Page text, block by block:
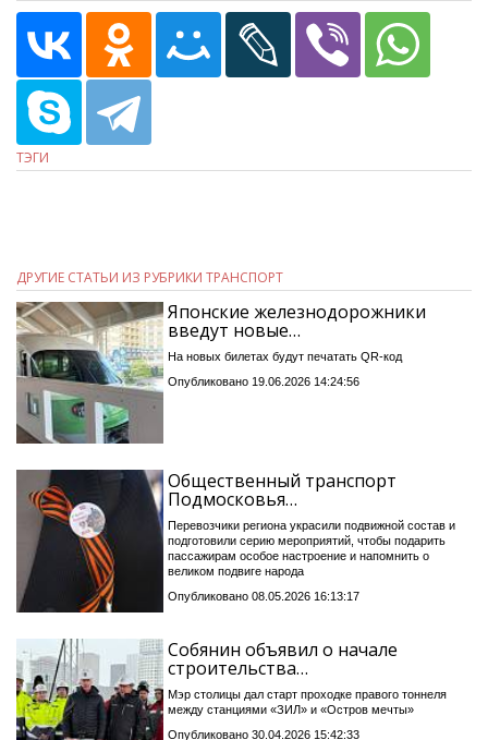
ТЭГИ
ДРУГИЕ СТАТЬИ ИЗ РУБРИКИ ТРАНСПОРТ
Японские железнодорожники
введут новые…
На новых билетах будут печатать QR-код
Опубликовано 19.06.2026 14:24:56
Общественный транспорт
Подмосковья…
Перевозчики региона украсили подвижной состав и
подготовили серию мероприятий, чтобы подарить
пассажирам особое настроение и напомнить о
великом подвиге народа
Опубликовано 08.05.2026 16:13:17
Собянин объявил о начале
строительства…
Мэр столицы дал старт проходке правого тоннеля
между станциями «ЗИЛ» и «Остров мечты»
Опубликовано 30.04.2026 15:42:33